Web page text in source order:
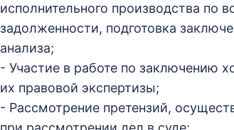
исполнительного производства по
задолженности, подготовка
анализа;
- Участие в работе по заключению
их правовой экспертизы;
- Рассмотрение претензий,